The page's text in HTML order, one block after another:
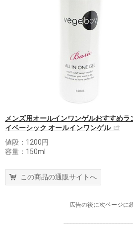
メンズ用オールインワンゲルおすすめ
イベーシック オールインワンゲル
値段：1200円
容量：150ml
この商品の通販サイトへ
-----------------広告の後に次ページに